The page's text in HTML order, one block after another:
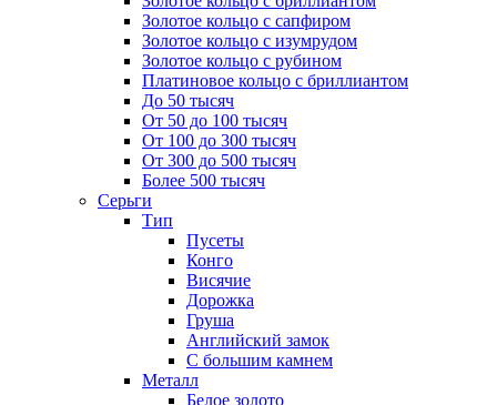
Золотое кольцо с сапфиром
Золотое кольцо с изумрудом
Золотое кольцо с рубином
Платиновое кольцо с бриллиантом
До 50 тысяч
От 50 до 100 тысяч
От 100 до 300 тысяч
От 300 до 500 тысяч
Более 500 тысяч
Серьги
Тип
Пусеты
Конго
Висячие
Дорожка
Груша
Английский замок
С большим камнем
Металл
Белое золото